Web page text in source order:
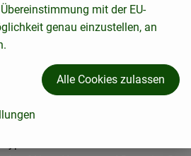
Haselin“ nicht gefällt werden
eine Handvoll Nüsse nehmen.
Was ist drin?
tägliche Verzehr von 50-100 g
Ernährung bei. Die in
und Ballaststoffe wirken
mit der EU-
genau einzustellen, an
Alle Cookies zulassen